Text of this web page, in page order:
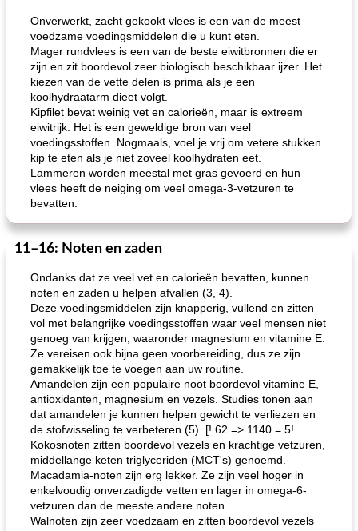
Onverwerkt, zacht gekookt vlees is een van de meest
voedzame voedingsmiddelen die u kunt eten.
Mager rundvlees is een van de beste eiwitbronnen die er
zijn en zit boordevol zeer biologisch beschikbaar ijzer. Het
kiezen van de vette delen is prima als je een
koolhydraatarm dieet volgt.
Kipfilet bevat weinig vet en calorieën, maar is extreem
eiwitrijk. Het is een geweldige bron van veel
voedingsstoffen. Nogmaals, voel je vrij om vetere stukken
kip te eten als je niet zoveel koolhydraten eet.
Lammeren worden meestal met gras gevoerd en hun
vlees heeft de neiging om veel omega-3-vetzuren te
bevatten.
11–16: Noten en zaden
Ondanks dat ze veel vet en calorieën bevatten, kunnen
noten en zaden u helpen afvallen (3, 4).
Deze voedingsmiddelen zijn knapperig, vullend en zitten
vol met belangrijke voedingsstoffen waar veel mensen niet
genoeg van krijgen, waaronder magnesium en vitamine E.
Ze vereisen ook bijna geen voorbereiding, dus ze zijn
gemakkelijk toe te voegen aan uw routine.
Amandelen zijn een populaire noot boordevol vitamine E,
antioxidanten, magnesium en vezels. Studies tonen aan
dat amandelen je kunnen helpen gewicht te verliezen en
de stofwisseling te verbeteren (5). [! 62 => 1140 = 5!
Kokosnoten zitten boordevol vezels en krachtige vetzuren,
middellange keten triglyceriden (MCT's) genoemd.
Macadamia-noten zijn erg lekker. Ze zijn veel hoger in
enkelvoudig onverzadigde vetten en lager in omega-6-
vetzuren dan de meeste andere noten.
Walnoten zijn zeer voedzaam en zitten boordevol vezels